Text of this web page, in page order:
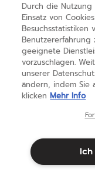
HILFE
ÜBER UNS
Durch die Nutzung
Einsatz von
geeignete
vorzuschlagen.
unserer
ändern, indem Sie
klicken Mehr Info